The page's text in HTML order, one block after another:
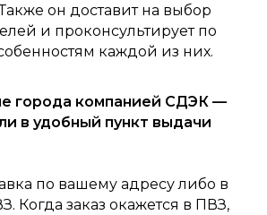
он доставит на выбор
и проконсультирует по
каждой из них.
города компанией СДЭК —
в удобный пункт выдачи
по вашему адресу либо в
Когда заказ окажется в ПВЗ,